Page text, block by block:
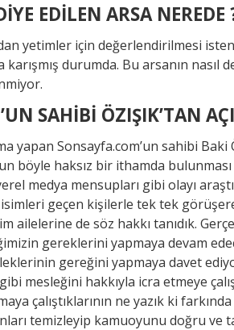
EDİLEN ARSA NEREDE
yetimler için değerlendirilmesi
durumda. Bu arsanın nasıl
SAHİBİ ÖZIŞIK’TAN
yapan Sonsayfa.com’un sahibi Baki
böyle haksız bir ithamda
medya mensupları gibi olayı
isimleri geçen kişilerle tek tek
ailelerine de söz hakkı tanıdık.
gereklerini yapmaya devam
gereğini yapmaya davet
mesleğini hakkıyla icra etmeye
çalıştıklarının ne yazık ki
temizleyip kamuoyunu doğru ve